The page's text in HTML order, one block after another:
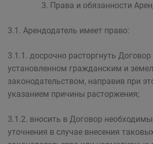
3. Права и обязанности
3.1. Арендодатель имеет право:
3.1.1. досрочно расторгнуть
установленном гражданским и
законодательством, направив при
указанием причины расторжения;
3.1.2. вносить в Договор
уточнения в случае внесения